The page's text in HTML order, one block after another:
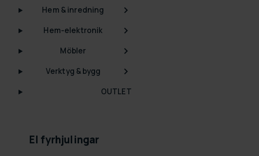
Hem & inredning
Hem-elektronik
Möbler
Verktyg & bygg
OUTLET
El fyrhjulingar